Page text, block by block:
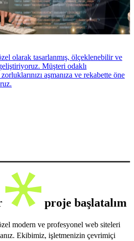
olarak tasarlanmış, ölçeklenebilir ve
Müşteri odaklı
aşmanıza ve rekabette öne
proje başlatalım
modern ve profesyonel web siteleri
Ekibimiz, işletmenizin çevrimiçi